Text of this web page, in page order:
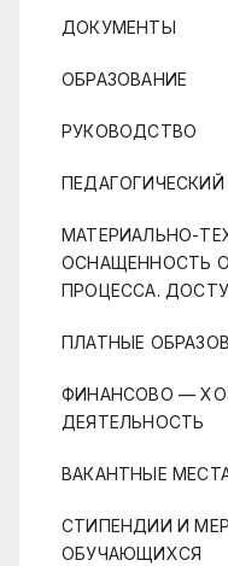
ДОКУМЕНТЫ
ОБРАЗОВАНИЕ
РУКОВОДСТВО
МАТЕРИАЛЬНО-
ОСНАЩЕННОСТЬ
ПРОЦЕССА.
ПЛАТНЫЕ
ФИНАНСОВО —
ДЕЯТЕЛЬНОСТЬ
ВАКАНТНЫЕ
СТИПЕНДИИ И
ОБУЧАЮЩИХСЯ